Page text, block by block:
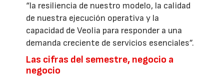
“la resiliencia de nuestro modelo, la calidad
de nuestra ejecución operativa y la
capacidad de Veolia para responder a una
demanda creciente de servicios esenciales”.
Las cifras del semestre, negocio a
negocio